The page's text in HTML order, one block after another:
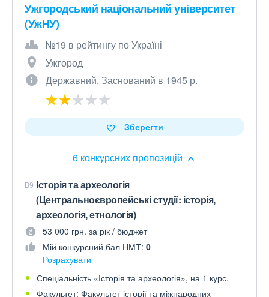
Ужгородський національний університет
(УжНУ)
№19 в рейтингу по Україні
Ужгород
Державний. Заснований в 1945 р.
6 конкурсних пропозицій
Зберегти
B9 Історія та археологія
(Центральноєвропейські студії: історія,
археологія, етнологія)
53 000 грн. за рік / бюджет
Мій конкурсний бал НМТ: 0
Розрахувати
Спеціальність «Історія та археологія», на 1 курс.
Факультет: Факультет історії та міжнародних